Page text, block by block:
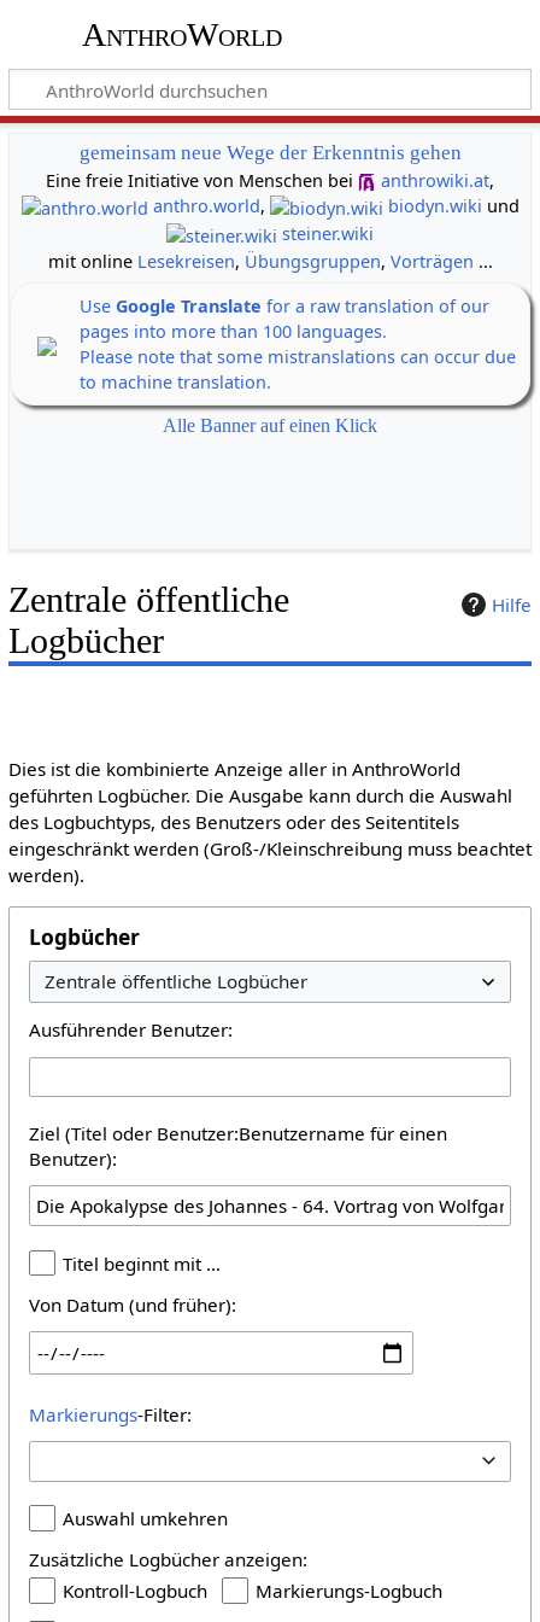
AnthroWorld
gemeinsam neue Wege der Erkenntnis gehen
Eine freie Initiative von Menschen bei
anthrowiki.at,
anthro.world, biodyn.wiki und
steiner.wiki
mit online Lesekreisen, Übungsgruppen, Vorträgen ...
Use Google Translate for a raw translation of our
pages into more than 100 languages.
Please note that some mistranslations can occur due
to machine translation.
Alle Banner auf einen Klick
Hilfe
Zentrale öffentliche
Logbücher
Dies ist die kombinierte Anzeige aller in AnthroWorld
geführten Logbücher. Die Ausgabe kann durch die Auswahl
des Logbuchtyps, des Benutzers oder des Seitentitels
eingeschränkt werden (Groß-/Kleinschreibung muss beachtet
werden).
Logbücher
Ausführender Benutzer:
Ziel (Titel oder Benutzer:Benutzername für einen
Benutzer):
Titel beginnt mit …
Von Datum (und früher):
Markierungs-Filter:
Auswahl umkehren
Zusätzliche Logbücher anzeigen:
Kontroll-Logbuch
Markierungs-Logbuch